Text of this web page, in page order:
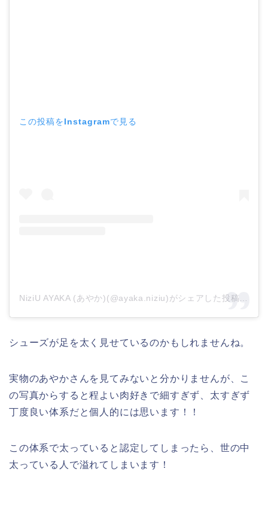
この投稿をInstagramで見る
NiziU AYAKA (あやか)(@ayaka.niziu)がシェアした投稿
–
シューズが足を太く見せているのかもしれませんね。
実物のあやかさんを見てみないと分かりませんが、こ
の写真からすると程よい肉好きで細すぎず、太すぎず
丁度良い体系だと個人的には思います！！
この体系で太っていると認定してしまったら、世の中
太っている人で溢れてしまいます！